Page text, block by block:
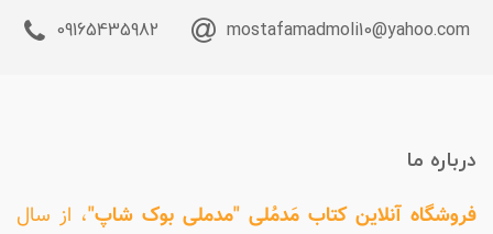
mostafamadmoli10@yahoo.com
09165435982
درباره ما
فروشگاه آنلاین کتاب مَدمُلی "مدملی بوک شاپ"، از سال